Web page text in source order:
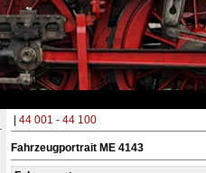
44 001 - 44 100
Fahrzeugportrait ME 4143